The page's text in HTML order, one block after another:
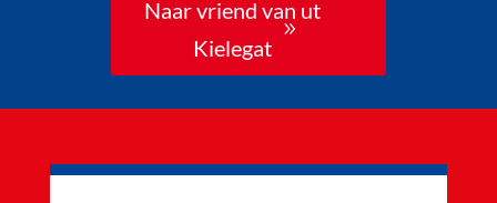
Naar vriend van ut
Kielegat